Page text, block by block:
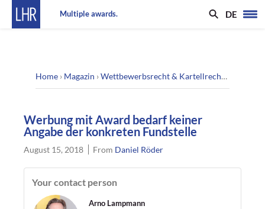
Multiple awards. DE
Home › Magazin ›Wettbewerbsrecht & Kartellrecht ›
Werbung mit Award bedarf keiner
Angabe der konkreten Fundstelle
August 15, 2018 From Daniel Röder
Your contact person
Arno Lampmann